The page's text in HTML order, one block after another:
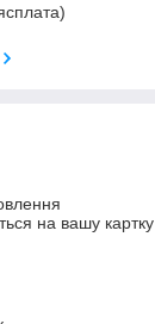
на вашу картку